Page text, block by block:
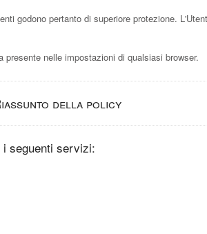
godono pertanto di superiore protezione.
nelle impostazioni di qualsiasi browser.
della policy
seguenti servizi: